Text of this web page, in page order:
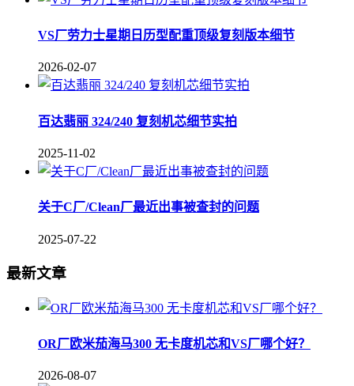
VS厂劳力士星期日历型配重顶级复刻版本细节
2026-02-07
百达翡丽 324/240 复刻机芯细节实拍
2025-11-02
关于C厂/Clean厂最近出事被查封的问题
2025-07-22
最新文章
OR厂欧米茄海马300 无卡度机芯和VS厂哪个好？
2026-08-07